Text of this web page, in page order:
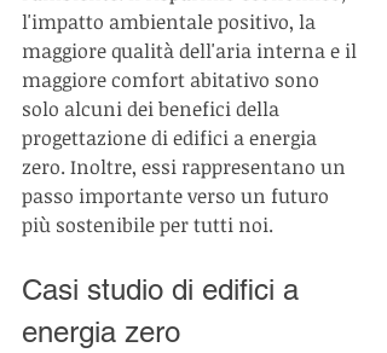
l'impatto ambientale positivo, la
maggiore qualità dell'aria interna e il
maggiore comfort abitativo sono
solo alcuni dei benefici della
progettazione di edifici a energia
zero. Inoltre, essi rappresentano un
passo importante verso un futuro
più sostenibile per tutti noi.
Casi studio di edifici a
energia zero